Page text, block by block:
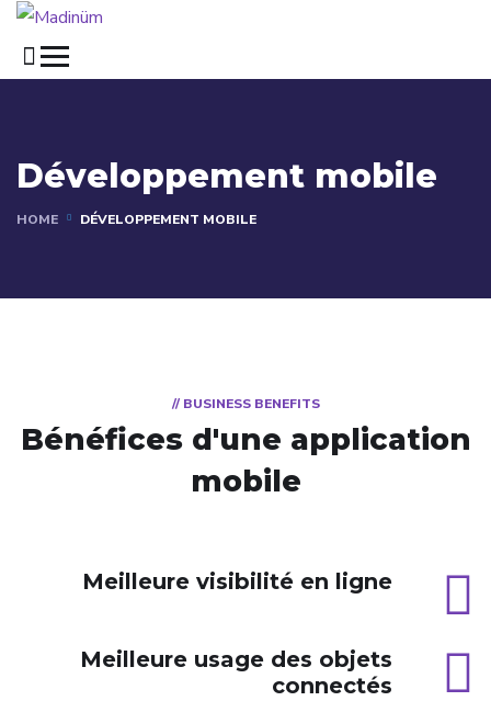
Développement mobile
HOME DÉVELOPPEMENT MOBILE
// BUSINESS BENEFITS
Bénéfices d'une application
mobile
Meilleure visibilité en ligne
Meilleure usage des objets
connectés